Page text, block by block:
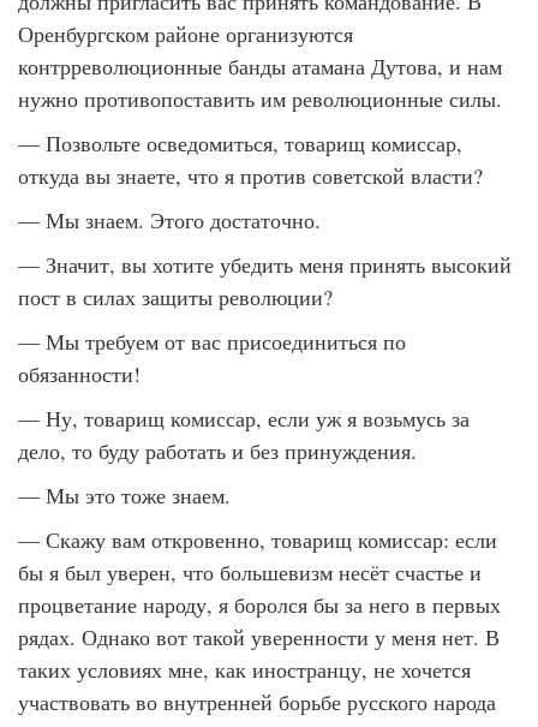
Оренбургском районе организуются
контрреволюционные банды атамана Дутова, и нам
нужно противопоставить им революционные силы.
— Позвольте осведомиться, товарищ комиссар,
откуда вы знаете, что я против советской власти?
— Мы знаем. Этого достаточно.
— Значит, вы хотите убедить меня принять высокий
пост в силах защиты революции?
— Мы требуем от вас присоединиться по
обязанности!
— Ну, товарищ комиссар, если уж я возьмусь за
дело, то буду работать и без принуждения.
— Мы это тоже знаем.
— Скажу вам откровенно, товарищ комиссар: если
бы я был уверен, что большевизм несёт счастье и
процветание народу, я боролся бы за него в первых
рядах. Однако вот такой уверенности у меня нет. В
таких условиях мне, как иностранцу, не хочется
участвовать во внутренней борьбе русского народа